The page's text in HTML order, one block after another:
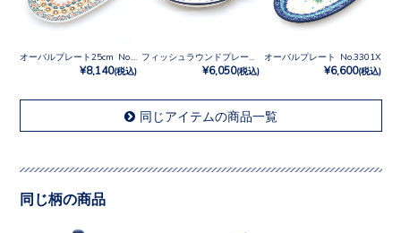
¥8,140(税込) ¥6,050(税込)
オーバルプレート No.3301X
¥6,600(税込)
同じアイテムの商品一覧
同じ柄の商品